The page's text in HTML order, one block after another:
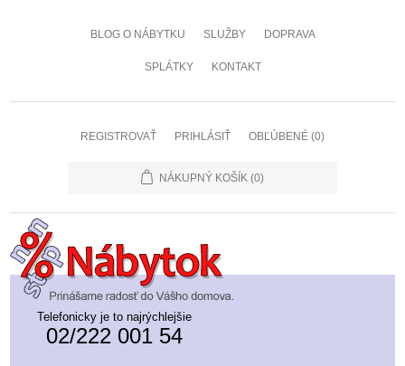
BLOG O NÁBYTKU SLUŽBY DOPRAVA
SPLÁTKY KONTAKT
REGISTROVAŤ PRIHLÁSIŤ OBĽÚBENÉ (0)
NÁKUPNÝ KOŠÍK (0)
Telefonicky je to najrýchlejšie
02/222 001 54